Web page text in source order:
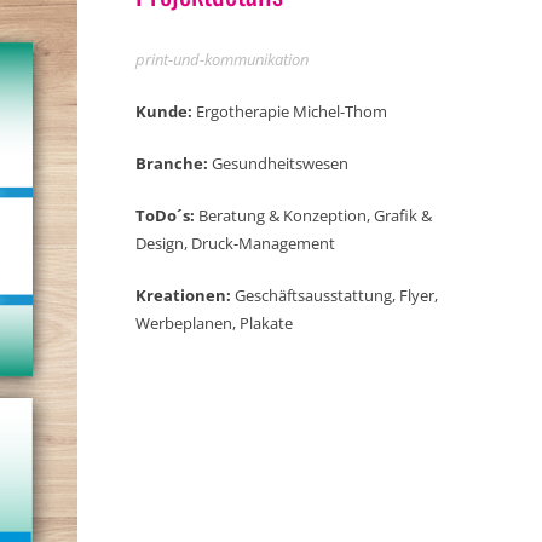
print-und-kommunikation
Kunde: Ergotherapie Michel-Thom
Branche: Gesundheitswesen
ToDo´s: Beratung & Konzeption, Grafik &
Design, Druck-Management
Kreationen: Geschäftsausstattung, Flyer,
Werbeplanen, Plakate